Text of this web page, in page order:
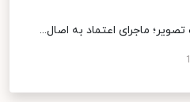
ماجرای اعتماد به اصال...